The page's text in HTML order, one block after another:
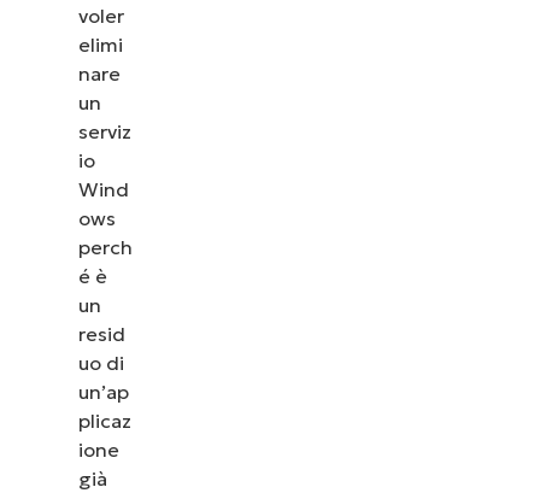
voler
elimi
nare
un
serviz
io
Wind
ows
perch
é è
un
resid
uo di
un’ap
plicaz
ione
già